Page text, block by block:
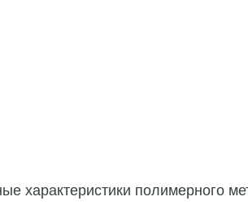
характеристики полимерного